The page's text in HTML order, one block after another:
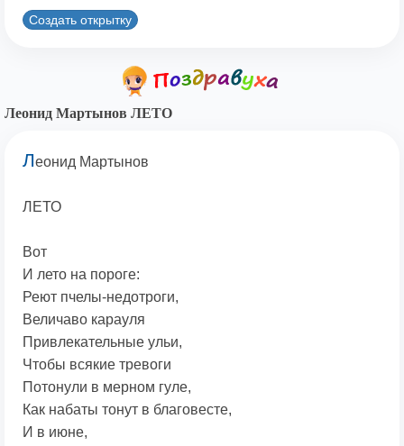
Создать открытку
Леонид Мартынов ЛЕТО
Леонид Мартынов
ЛЕТО
Вот
И лето на пороге:
Реют пчелы-недотроги,
Величаво карауля
Привлекательные ульи,
Чтобы всякие тревоги
Потонули в мерном гуле,
Как набаты тонут в благовесте,
И в июне,